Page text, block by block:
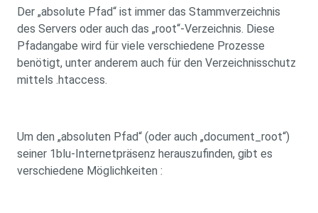
Der „absolute Pfad“ ist immer das Stammverzeichnis
des Servers oder auch das „root“-Verzeichnis. Diese
Pfadangabe wird für viele verschiedene Prozesse
benötigt, unter anderem auch für den Verzeichnisschutz
mittels .htaccess.
Um den „absoluten Pfad“ (oder auch „document_root“)
seiner 1blu-Internetpräsenz herauszufinden, gibt es
verschiedene Möglichkeiten :